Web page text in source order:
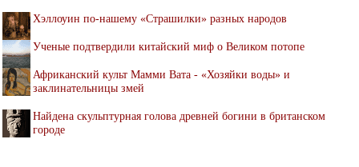
Хэллоуин по-нашему «Страшилки» разных народов
Ученые подтвердили китайский миф о Великом потопе
Африканский культ Мамми Вата - «Хозяйки воды» и
заклинательницы змей
Найдена скульптурная голова древней богини в британском
городе